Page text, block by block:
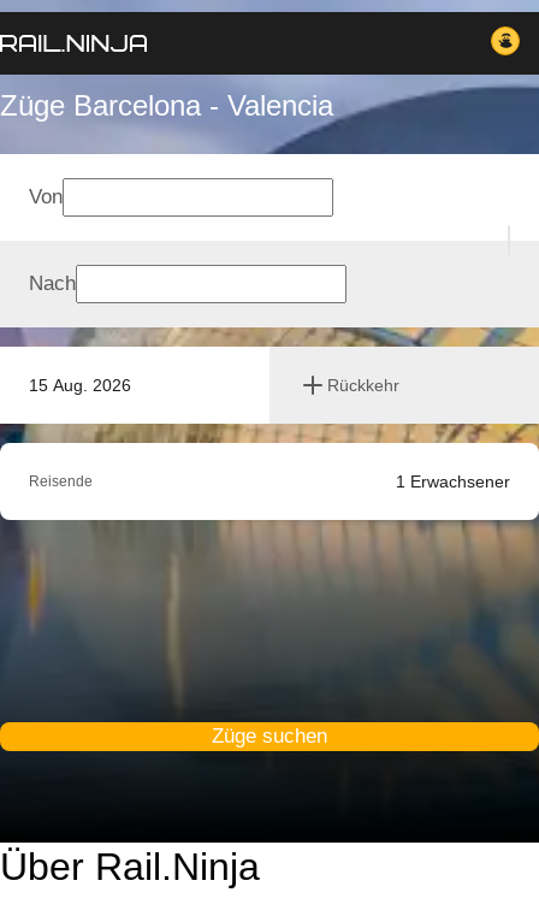
Züge Barcelona - Valencia
15 Aug. 2026 Rückkehr
Von
Nach
Reisende 1 Erwachsener
Züge suchen
Über Rail.Ninja